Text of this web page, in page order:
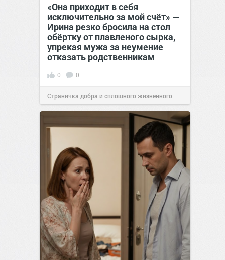
«Она приходит в себя
исключительно за мой счёт» —
Ирина резко бросила на стол
обёртку от плавленого сырка,
упрекая мужа за неумение
отказать родственникам
0 0
Страничка добра и сплошного жизненного
позитива!00:28Вчера